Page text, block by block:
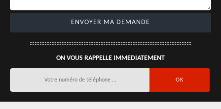
ON VOUS RAPPELLE IMMEDIATEMENT